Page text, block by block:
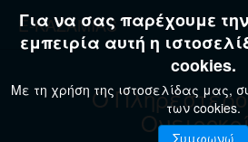
E-KAZAMIAS
Για να σας παρέχουμε
εμπειρία αυτή η
cookies.
Με τη χρήση της ιστοσελίδας μας,
των cookies.
Συμφωνώ
Ο